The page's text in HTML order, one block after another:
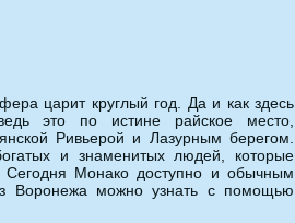
царит круглый год. Да и как здесь
это по истине райское место,
Ривьерой и Лазурным берегом.
и знаменитых людей, которые
Сегодня Монако доступно и обычным
Воронежа можно узнать с помощью